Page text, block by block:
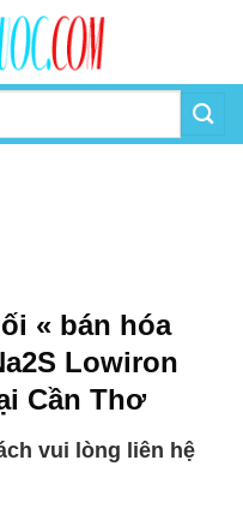
« bán hóa
Lowiron
Cần Thơ
vui lòng liên hệ